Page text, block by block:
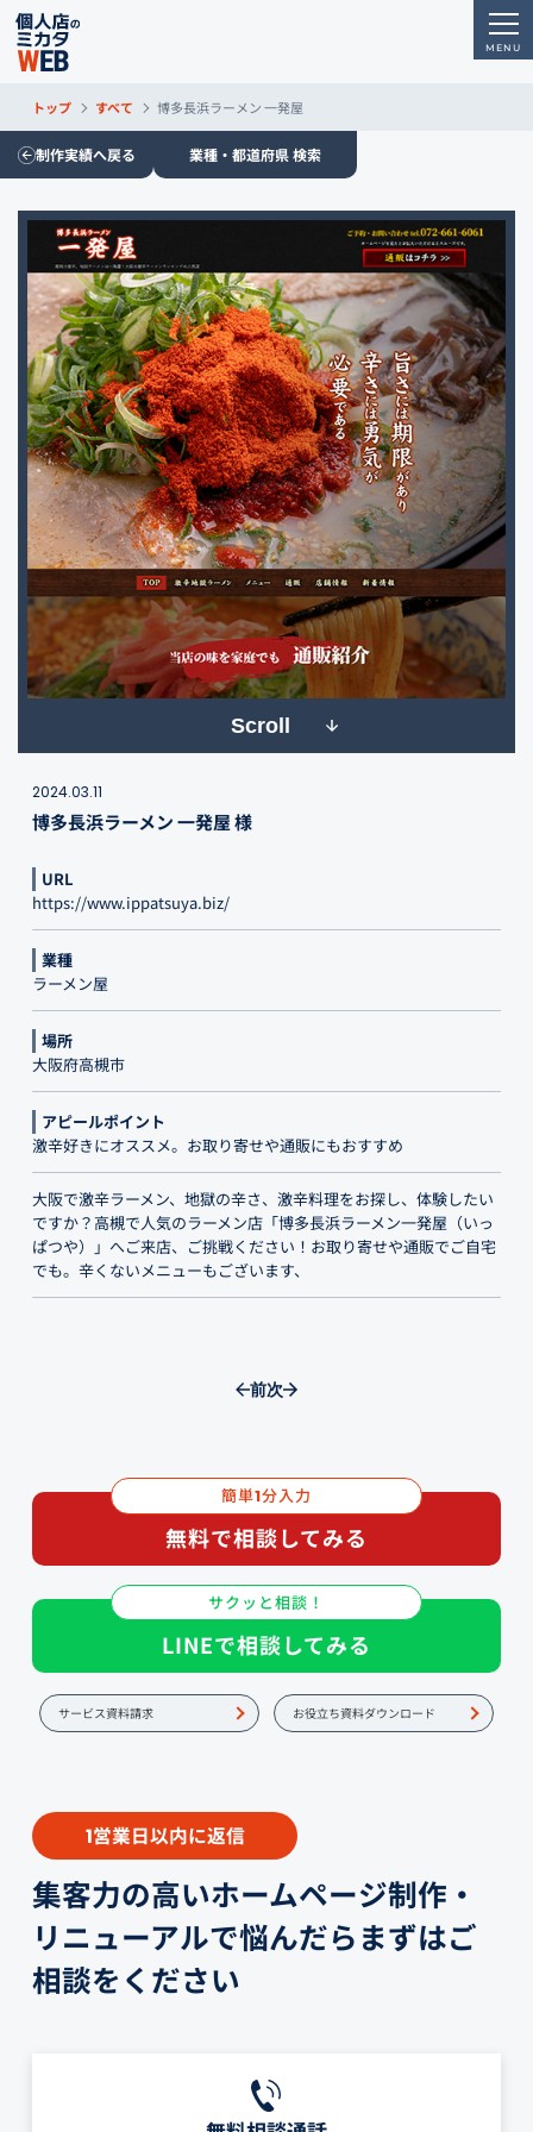
トップ すべて 博多長浜ラーメン 一発屋
制作実績へ戻る 業種・都道府県 検索
Scroll
2024.03.11
博多長浜ラーメン 一発屋 様
URL
https://www.ippatsuya.biz/
業種
ラーメン屋
場所
大阪府高槻市
アピールポイント
激辛好きにオススメ。お取り寄せや通販にもおすすめ
大阪で激辛ラーメン、地獄の辛さ、激辛料理をお探し、体験したい
ですか？高槻で人気のラーメン店「博多長浜ラーメン一発屋（いっ
ぱつや）」へご来店、ご挑戦ください！お取り寄せや通販でご自宅
でも。辛くないメニューもございます、
前次
簡単1分入力
無料で相談してみる
サクッと相談！
LINEで相談してみる
サービス資料請求 お役立ち資料ダウンロード
1営業日以内に返信
集客力の高いホームページ制作・
リニューアルで悩んだらまずはご
相談をください